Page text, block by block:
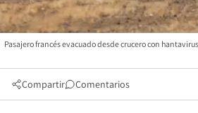
Pasajero francés evacuado desde crucero con
Compartir Comentarios